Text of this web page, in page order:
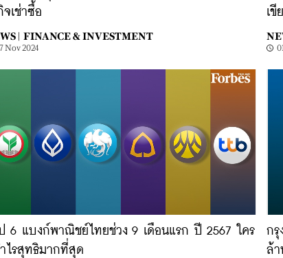
จเช่าซื้อ
| FINANCE & INVESTMENT
Nov 2024
เขี
6 แบงก์พาณิชย์ไทยช่วง 9 เดือนแรก ปี 2567 ใคร
ไรสุทธิมากที่สุด
กรุ
ล้า